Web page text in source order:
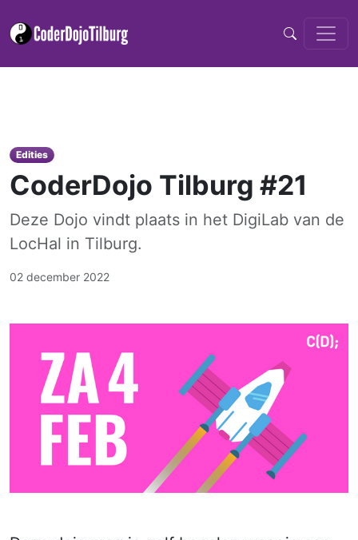
Edities
CoderDojo Tilburg #21
Deze Dojo vindt plaats in het DigiLab van de
LocHal in Tilburg.
02 december 2022